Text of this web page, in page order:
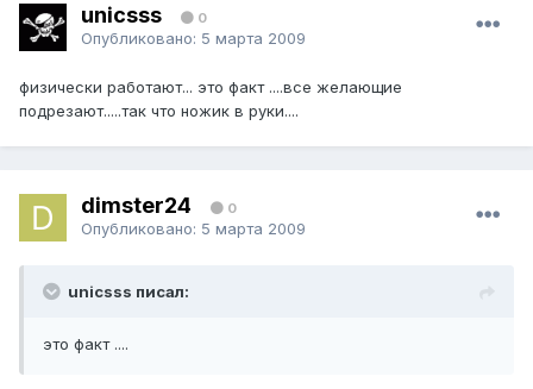
unicsss 0
Опубликовано: 5 марта 2009
физически работают... это факт ....все желающие
подрезают.....так что ножик в руки....
dimster24 0
Опубликовано: 5 марта 2009
unicsss писал:
это факт ....